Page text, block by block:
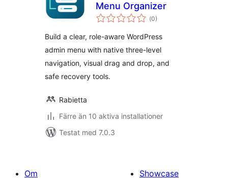
Menu Organizer
(Totalt
antal
0)
Build a clear, role-aware WordPress
admin menu with native three-level
navigation, visual drag and drop, and
safe recovery tools.
Rabietta
Färre än 10 aktiva installationer
Testat med 7.0.3
Om
Showcase